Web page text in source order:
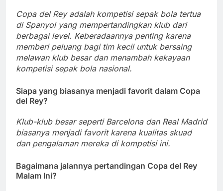
Copa del Rey adalah kompetisi sepak bola tertua
di Spanyol yang mempertandingkan klub dari
berbagai level. Keberadaannya penting karena
memberi peluang bagi tim kecil untuk bersaing
melawan klub besar dan menambah kekayaan
kompetisi sepak bola nasional.
Siapa yang biasanya menjadi favorit dalam Copa
del Rey?
Klub-klub besar seperti Barcelona dan Real Madrid
biasanya menjadi favorit karena kualitas skuad
dan pengalaman mereka di kompetisi ini.
Bagaimana jalannya pertandingan Copa del Rey
Malam Ini?